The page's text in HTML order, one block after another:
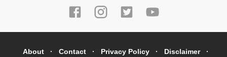
About Contact Privacy Policy Disclaimer